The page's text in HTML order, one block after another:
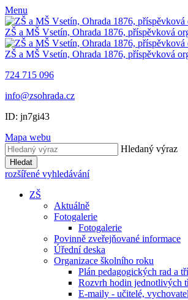
Menu
ZŠ a MŠ Vsetín, Ohrada 1876, příspěvková
ZŠ a MŠ Vsetín, Ohrada 1876, příspěvková
724 715 096
info@zsohrada.cz
ID: jn7gi43
Mapa webu
Hledaný výraz
Hledat
rozšířené vyhledávání
ZŠ
Aktuálně
Fotogalerie
Fotogalerie
Povinně zveřejňované informace
Úřední deska
Organizace školního roku
Plán pedagogických rad a
Rozvrh hodin jednotlivých
E-maily - učitelé,